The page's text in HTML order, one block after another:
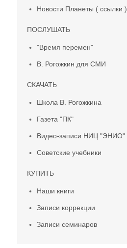
Новости Планеты ( ссылки )
ПОСЛУШАТЬ
"Время перемен"
В. Рогожкин для СМИ
СКАЧАТЬ
Школа В. Рогожкина
Газета "ПК"
Видео-записи НИЦ "ЭНИО"
Советские учебники
КУПИТЬ
Наши книги
Записи коррекции
Записи семинаров